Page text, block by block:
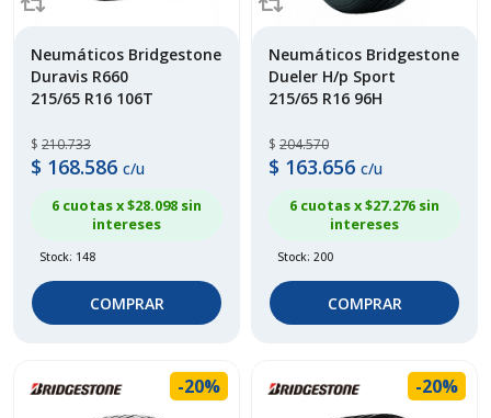
Neumáticos Bridgestone
Duravis R660
215/65 R16 106T
$ 210.733
$ 168.586 c/u
6 cuotas x $28.098 sin
intereses
Stock: 148
COMPRAR
Neumáticos Bridgestone
Dueler H/p Sport
215/65 R16 96H
$ 204.570
$ 163.656 c/u
6 cuotas x $27.276 sin
intereses
Stock: 200
COMPRAR
-20% -20%